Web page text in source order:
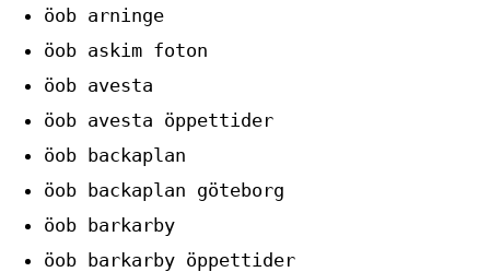
öob arninge
öob askim foton
öob avesta
öob avesta öppettider
öob backaplan
öob backaplan göteborg
öob barkarby
öob barkarby öppettider